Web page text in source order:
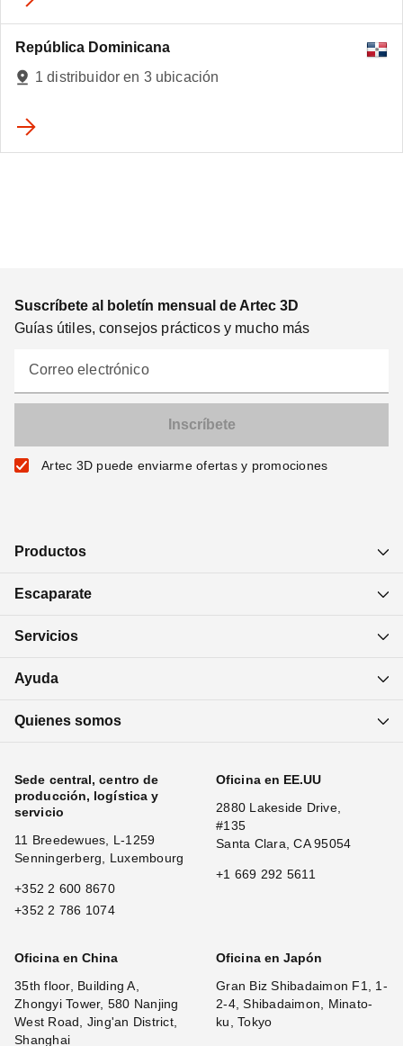
República Dominicana
1 distribuidor en 3 ubicación
Suscríbete al boletín mensual de Artec 3D
Guías útiles, consejos prácticos y mucho más
Correo electrónico
Artec 3D puede enviarme ofertas y promociones
Productos
Escaparate
Servicios
Ayuda
Quienes somos
Sede central, centro de
producción, logística y
servicio
11 Breedewues, L-1259
Senningerberg, Luxembourg
+352 2 600 8670
+352 2 786 1074
Oficina en EE.UU
2880 Lakeside Drive,
#135
Santa Clara, CA 95054
+1 669 292 5611
Oficina en China
35th floor, Building A,
Zhongyi Tower, 580 Nanjing
West Road, Jing'an District,
Shanghai
Oficina en Japón
Gran Biz Shibadaimon F1, 1-
2-4, Shibadaimon, Minato-
ku, Tokyo